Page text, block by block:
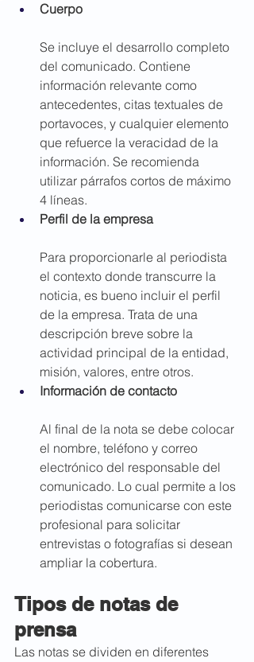
Cuerpo
Se incluye el desarrollo completo
del comunicado. Contiene
información relevante como
antecedentes, citas textuales de
portavoces, y cualquier elemento
que refuerce la veracidad de la
información. Se recomienda
utilizar párrafos cortos de máximo
4 líneas.
Perfil de la empresa
Para proporcionarle al periodista
el contexto donde transcurre la
noticia, es bueno incluir el perfil
de la empresa. Trata de una
descripción breve sobre la
actividad principal de la entidad,
misión, valores, entre otros.
Información de contacto
Al final de la nota se debe colocar
el nombre, teléfono y correo
electrónico del responsable del
comunicado. Lo cual permite a los
periodistas comunicarse con este
profesional para solicitar
entrevistas o fotografías si desean
ampliar la cobertura.
Tipos de notas de
prensa
Las notas se dividen en diferentes